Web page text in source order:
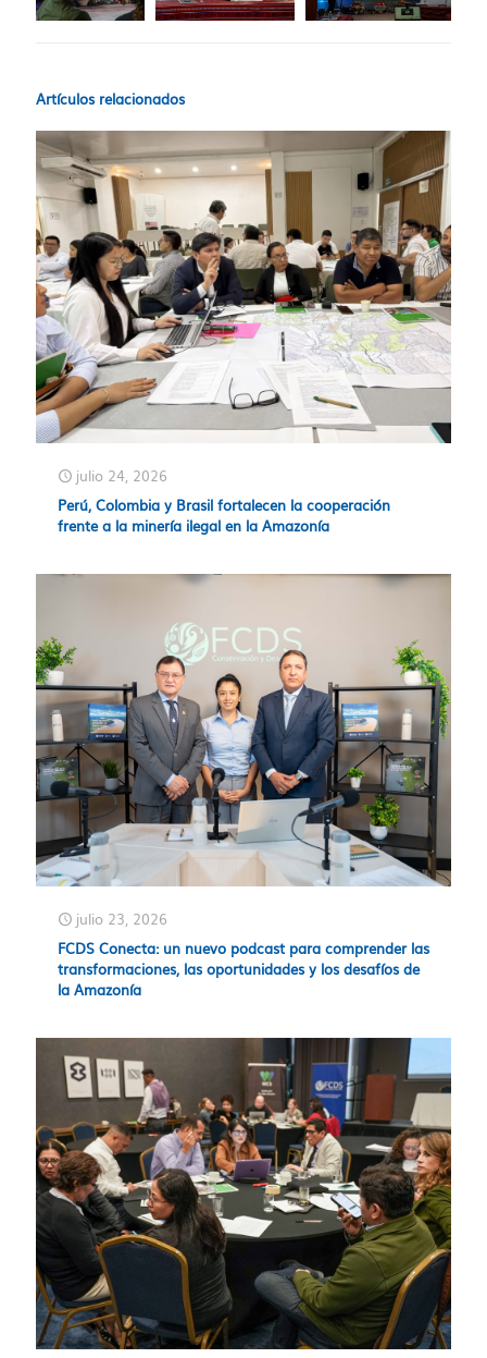
Artículos relacionados
julio 24, 2026
Perú, Colombia y Brasil fortalecen la cooperación
frente a la minería ilegal en la Amazonía
julio 23, 2026
FCDS Conecta: un nuevo podcast para comprender las
transformaciones, las oportunidades y los desafíos de
la Amazonía